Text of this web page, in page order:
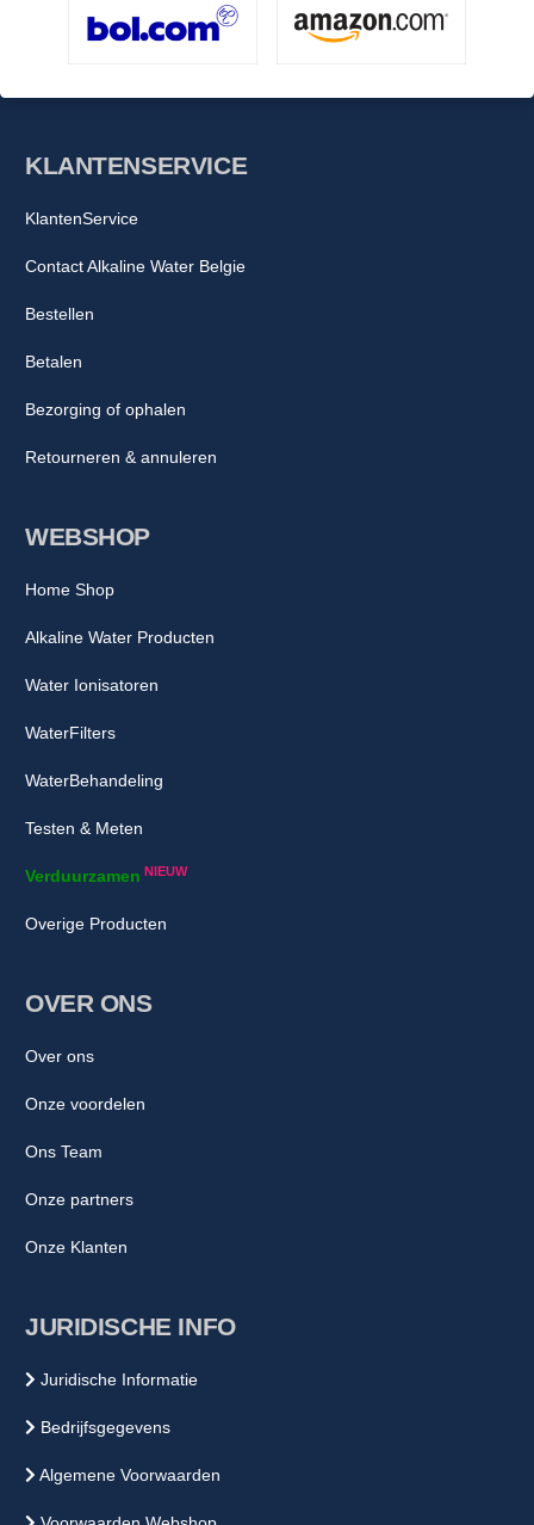
WEBSHOP
Home Shop
Alkaline Water Producten
Water Ionisatoren
WaterFilters
WaterBehandeling
Testen & Meten
Verduurzamen NIEUW
Overige Producten
OVER ONS
Over ons
Onze voordelen
Ons Team
Onze partners
Onze Klanten
JURIDISCHE INFO
Juridische Informatie
Bedrijfsgegevens
Algemene Voorwaarden
KLANTENSERVICE
KlantenService
Contact Alkaline Water Belgie
Bestellen
Betalen
Bezorging of ophalen
Retourneren & annuleren